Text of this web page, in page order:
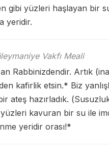
gibi yüzleri haşlayan bir
yeridir.
Vakfı Meali
Rabbinizdendir. Artık
kafirlik etsin.* Biz
ateş hazırladık.
kavuran bir su ile
yeridir orası!*